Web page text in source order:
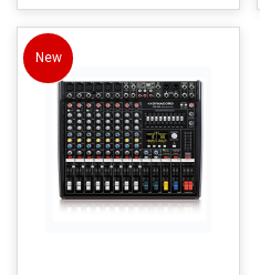
New